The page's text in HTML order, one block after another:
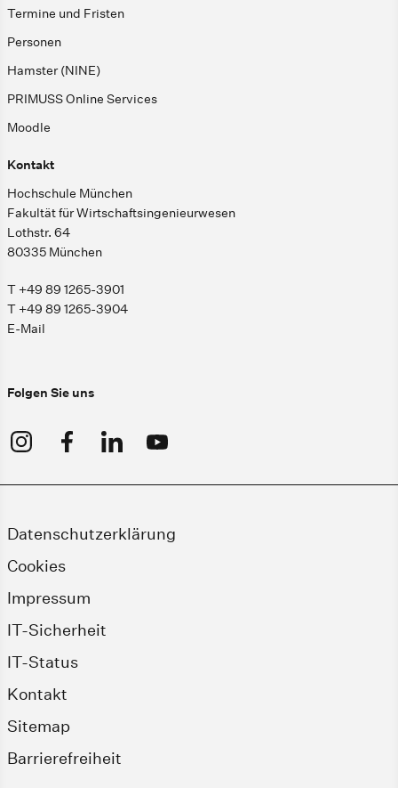
Termine und Fristen
Personen
Hamster (NINE)
PRIMUSS Online Services
Moodle
Kontakt
Hochschule München
Fakultät für Wirtschaftsingenieurwesen
Lothstr. 64
80335 München
T +49 89 1265-3901
T +49 89 1265-3904
E-Mail
Folgen Sie uns
Datenschutzerklärung
Cookies
Impressum
IT-Sicherheit
IT-Status
Kontakt
Sitemap
Barrierefreiheit